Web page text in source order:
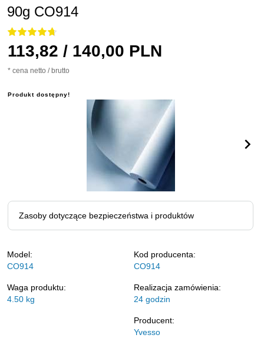
90g CO914
113,82 / 140,00 PLN
* cena netto / brutto
Produkt dostępny!
Zasoby dotyczące bezpieczeństwa i produktów
Model:
CO914
Kod producenta:
CO914
Waga produktu:
4.50 kg
Realizacja zamówienia:
24 godzin
Producent:
Yvesso